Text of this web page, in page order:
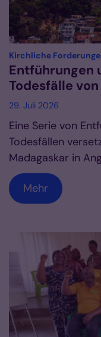
Kirchliche
Entführungen
Todesfälle
29. Juli 2026
Eine Serie von
Todesfällen
Madagaskar in
Mehr